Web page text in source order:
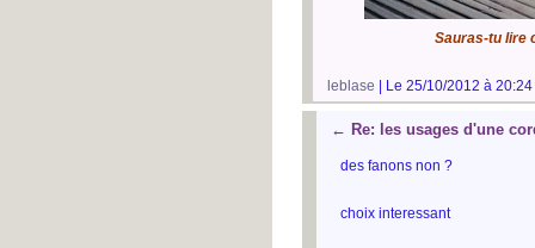
Sauras-tu lire
leblase | Le 25/10/2012 à
← Re: les usages d'une
des fanons non ?
choix interessant